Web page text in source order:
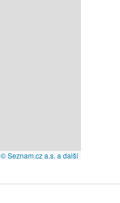
© Seznam.cz a.s. a další